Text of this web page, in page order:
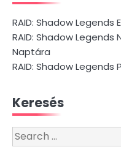
RAID: Shadow Legends
RAID: Shadow
Naptára
RAID: Shadow
Keresés
Search
for: